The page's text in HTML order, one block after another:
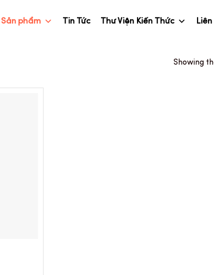
Sản phẩm Tin Tức Thư Viện Kiến Thức
Showing